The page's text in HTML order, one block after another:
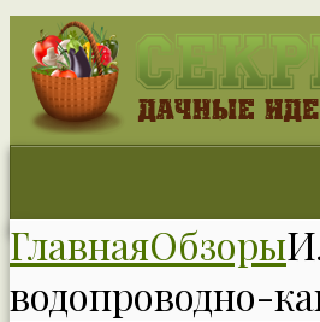
ГлавнаяОбзоры
водопроводно-